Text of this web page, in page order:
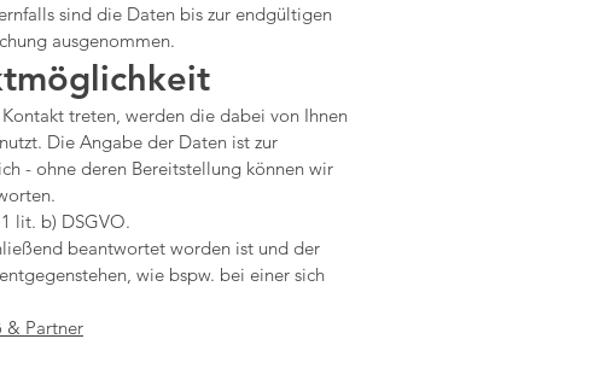
sind die Daten bis zur endgültigen
ausgenommen.
treten, werden die dabei von Ihnen
Die Angabe der Daten ist zur
- ohne deren Bereitstellung können wir
lit. b) DSGVO.
beantwortet worden ist und der
wie bspw. bei einer sich
& Partner